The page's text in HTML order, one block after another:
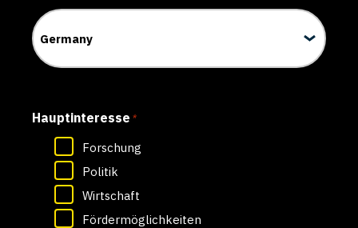
Hauptinteresse *
Forschung
Politik
Wirtschaft
Fördermöglichkeiten